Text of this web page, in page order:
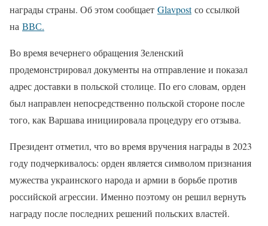
награды страны. Об этом сообщает Glavpostсо ссылкой
на ВВС.
Во время вечернего обращения Зеленский
продемонстрировал документы на отправление и показал
адрес доставки в польской столице. По его словам, орден
был направлен непосредственно польской стороне после
того, как Варшава инициировала процедуру его отзыва.
Президент отметил, что во время вручения награды в 2023
году подчеркивалось: орден является символом признания
мужества украинского народа и армии в борьбе против
российской агрессии. Именно поэтому он решил вернуть
награду после последних решений польских властей.